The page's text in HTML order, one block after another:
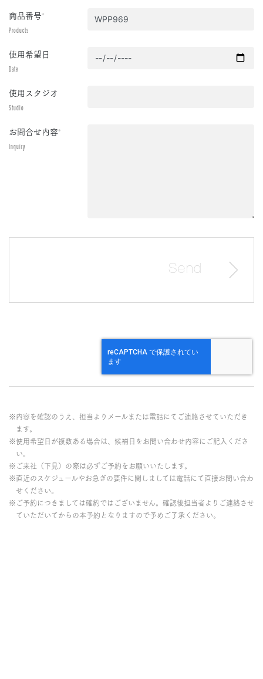
商品番号*
Products
使用希望日
Date
使用スタジオ
Studio
お問合せ内容*
Inquiry
※内容を確認のうえ、担当よりメールまたは電話にてご連絡させていただき
ます。
※使用希望日が複数ある場合は、候補日をお問い合わせ内容にご記入くださ
い。
※ご来社（下見）の際は必ずご予約をお願いいたします。
※直近のスケジュールやお急ぎの要件に関しましては電話にて直接お問い合わ
せください。
※ご予約につきましては確約ではございません。確認後担当者よりご連絡させ
ていただいてからの本予約となりますので予めご了承ください。